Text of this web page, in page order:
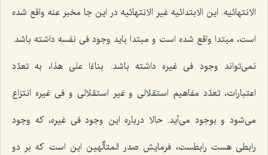
الانتهائیه. این الابتدائیه غیر الانتهائیه در این جا مخبر عنه واقع شده
است، مبتدا واقع شده است و مبتدا باید وجود فى نفسه داشته باشد.
نمى‌تواند وجود فى غیره داشته باشد. بناءًا على هذا، به تعدّد
اعتبارات، تعدّد مفاهیم استقلالى و غیر استقلالى و فى غیره انتزاع
مى‌شود و بوجود مى‌آید. حالا درباره این وجود فى غیره، كه وجود
رابطى هست رابطست، فرمایش صدر المتألّهین این است كه بر دو